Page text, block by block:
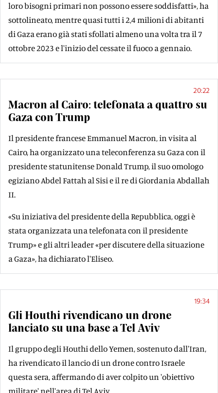
loro bisogni primari non possono essere soddisfatti», ha
sottolineato, mentre quasi tutti i 2,4 milioni di abitanti
di Gaza erano già stati sfollati almeno una volta tra il 7
ottobre 2023 e l'inizio del cessate il fuoco a gennaio.
20:22
Macron al Cairo: telefonata a quattro su
Gaza con Trump
Il presidente francese Emmanuel Macron, in visita al
Cairo, ha organizzato una teleconferenza su Gaza con il
presidente statunitense Donald Trump, il suo omologo
egiziano Abdel Fattah al Sisi e il re di Giordania Abdallah
II.
«Su iniziativa del presidente della Repubblica, oggi è
stata organizzata una telefonata con il presidente
Trump» e gli altri leader «per discutere della situazione
a Gaza», ha dichiarato l'Eliseo.
19:34
Gli Houthi rivendicano un drone
lanciato su una base a Tel Aviv
Il gruppo degli Houthi dello Yemen, sostenuto dall'Iran,
ha rivendicato il lancio di un drone contro Israele
questa sera, affermando di aver colpito un 'obiettivo
militare' nell'area di Tel Aviv.